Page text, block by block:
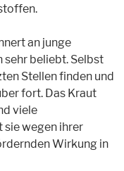
an junge
sehr beliebt. Selbst
Stellen finden und
fort. Das Kraut
viele
sie wegen ihrer
Wirkung in